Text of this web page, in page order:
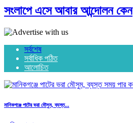
সংলাপে এসে আবার আন্দোলন কেন
সর্বশেষ
সর্বাধিক পঠিত
আলোচিত
মানিকগঞ্জে পাটের ভরা মৌসুম, ব্যস্ত...